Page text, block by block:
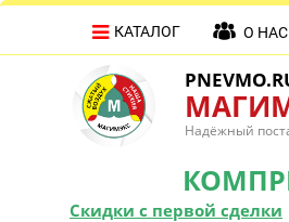
Надёжный
Скидки с первой сделки
КАТАЛОГ О НАС